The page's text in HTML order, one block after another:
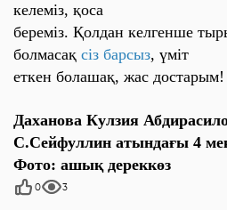
келеміз, қоса
береміз. Қолдан келгенше
болмасақ сіз барсыз, үміт
еткен болашақ, жас достарым!
Даханова Кулзия
С.Сейфуллин атындағы 4
Фото: ашық дереккөз
0 3